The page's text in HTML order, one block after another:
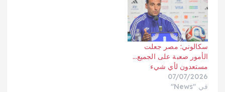
سكالوني: مصر جعلت
الأمور صعبة على الجميع…
مستعدون لأي شيء
07/07/2026
في "News"